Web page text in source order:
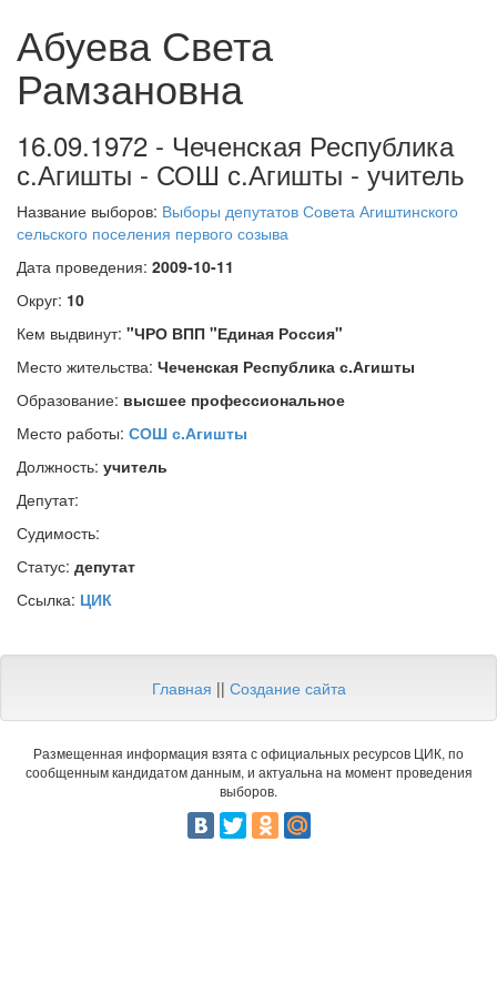
Абуева Света
Рамзановна
16.09.1972 - Чеченская Республика
с.Агишты - СОШ с.Агишты - учитель
Название выборов: Выборы депутатов Совета Агиштинского
сельского поселения первого созыва
Дата проведения: 2009-10-11
Округ: 10
Кем выдвинут: "ЧРО ВПП "Единая Россия"
Место жительства: Чеченская Республика с.Агишты
Образование: высшее профессиональное
Место работы: СОШ с.Агишты
Должность: учитель
Депутат:
Судимость:
Статус: депутат
Ссылка: ЦИК
Главная || Создание сайта
Размещенная информация взята с официальных ресурсов ЦИК, по
сообщенным кандидатом данным, и актуальна на момент проведения
выборов.